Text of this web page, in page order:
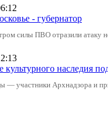
- губернатор
силы ПВО отразили атаку
наследия
участники Архнадзора и